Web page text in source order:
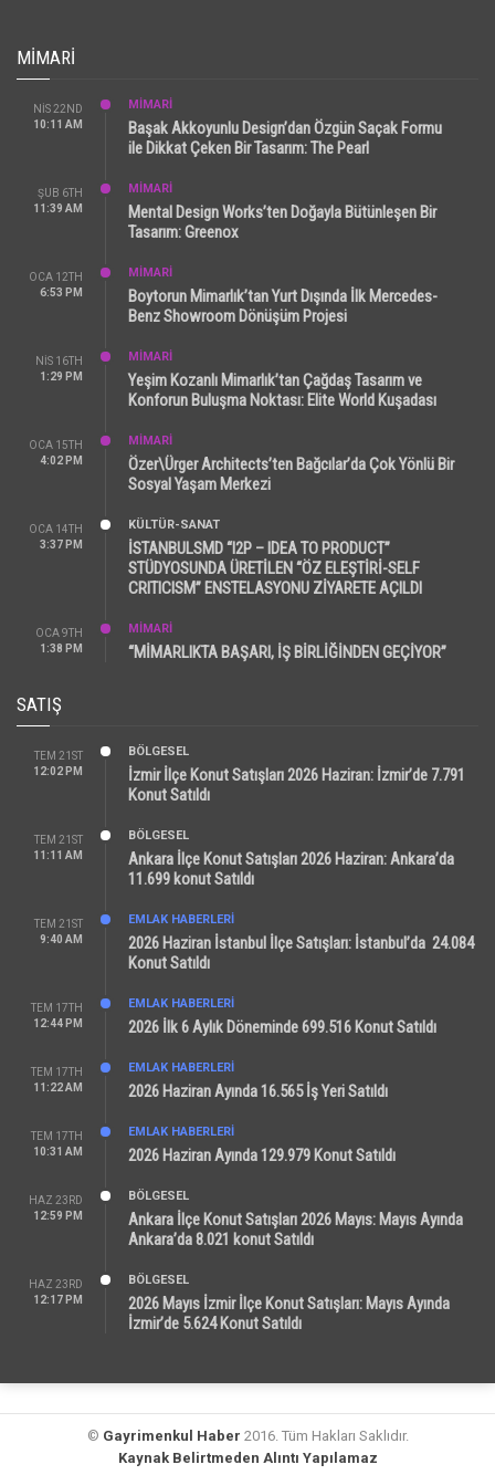
MIMARI
NIS 22ND
10:11 AM
MİMARİ
Başak Akkoyunlu Design’dan Özgün Saçak Formu
ile Dikkat Çeken Bir Tasarım: The Pearl
ŞUB 6TH
11:39 AM
MİMARİ
Mental Design Works’ten Doğayla Bütünleşen Bir
Tasarım: Greenox
OCA 12TH
6:53 PM
MİMARİ
Boytorun Mimarlık’tan Yurt Dışında İlk Mercedes-
Benz Showroom Dönüşüm Projesi
NIS 16TH
1:29 PM
MİMARİ
Yeşim Kozanlı Mimarlık’tan Çağdaş Tasarım ve
Konforun Buluşma Noktası: Elite World Kuşadası
OCA 15TH
4:02 PM
MİMARİ
Özer\Ürger Architects’ten Bağcılar’da Çok Yönlü Bir
Sosyal Yaşam Merkezi
OCA 14TH
3:37 PM
KÜLTÜR-SANAT
İSTANBULSMD “I2P – IDEA TO PRODUCT”
STÜDYOSUNDA ÜRETİLEN “ÖZ ELEŞTİRİ-SELF
CRITICISM” ENSTELASYONU ZİYARETE AÇILDI
OCA 9TH
1:38 PM
MİMARİ
“MİMARLIKTA BAŞARI, İŞ BİRLİĞİNDEN GEÇİYOR”
SATIŞ
TEM 21ST
12:02 PM
BÖLGESEL
İzmir İlçe Konut Satışları 2026 Haziran: İzmir’de 7.791
Konut Satıldı
TEM 21ST
11:11 AM
BÖLGESEL
Ankara İlçe Konut Satışları 2026 Haziran: Ankara’da
11.699 konut Satıldı
TEM 21ST
9:40 AM
EMLAK HABERLERI
2026 Haziran İstanbul İlçe Satışları: İstanbul’da 24.084
Konut Satıldı
TEM 17TH
12:44 PM
EMLAK HABERLERI
2026 İlk 6 Aylık Döneminde 699.516 Konut Satıldı
TEM 17TH
11:22 AM
EMLAK HABERLERI
2026 Haziran Ayında 16.565 İş Yeri Satıldı
TEM 17TH
10:31 AM
EMLAK HABERLERI
2026 Haziran Ayında 129.979 Konut Satıldı
HAZ 23RD
12:59 PM
BÖLGESEL
Ankara İlçe Konut Satışları 2026 Mayıs: Mayıs Ayında
Ankara’da 8.021 konut Satıldı
HAZ 23RD
12:17 PM
BÖLGESEL
2026 Mayıs İzmir İlçe Konut Satışları: Mayıs Ayında
İzmir’de 5.624 Konut Satıldı
© Gayrimenkul Haber 2016. Tüm Hakları Saklıdır.
Kaynak Belirtmeden Alıntı Yapılamaz